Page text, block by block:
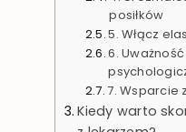
posiłków
5. Włącz
6.
7. Wsparcie
Kiedy warto